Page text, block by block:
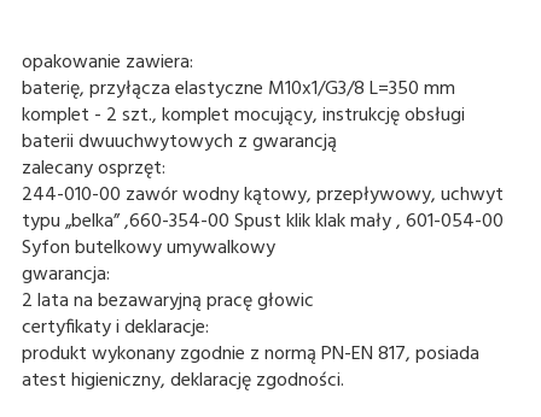
opakowanie zawiera:
baterię, przyłącza elastyczne M10x1/G3/8 L=350 mm
komplet - 2 szt., komplet mocujący, instrukcję obsługi
baterii dwuuchwytowych z gwarancją
zalecany osprzęt:
244-010-00 zawór wodny kątowy, przepływowy, uchwyt
typu „belka” ,660-354-00 Spust klik klak mały , 601-054-00
Syfon butelkowy umywalkowy
gwarancja:
2 lata na bezawaryjną pracę głowic
certyfikaty i deklaracje:
produkt wykonany zgodnie z normą PN-EN 817, posiada
atest higieniczny, deklarację zgodności.